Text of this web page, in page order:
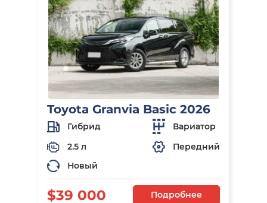
Toyota Granvia Basic 2026
Гибрид
Вариатор
2.5 л
Передний
Новый
$39 000 Подробнее